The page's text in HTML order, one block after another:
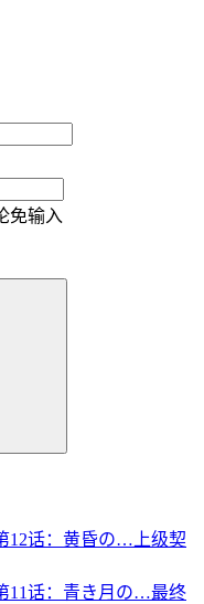
免输入
12话：黄昏の…上级契
11话：青き月の…最终